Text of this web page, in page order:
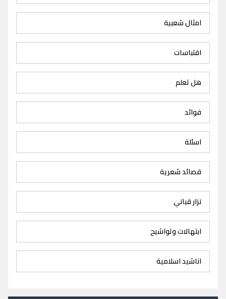
امثال شعبية
اقتباسات
هل تعلم
فوائد
اسئلة
قصائد شعرية
نزار قباني
ابتهالات وتواشيح
اناشيد اسلامية